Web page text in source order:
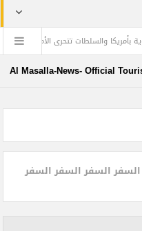
الأمر والأسباب غامضة
: الإعلام شريك أساسي في بناء
Al Masalla-News- Official
السفر السفر السفر